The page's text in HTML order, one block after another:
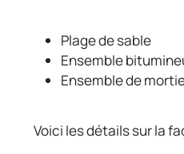
Plage de sable
Ensemble
Ensemble de
Voici les détails sur la